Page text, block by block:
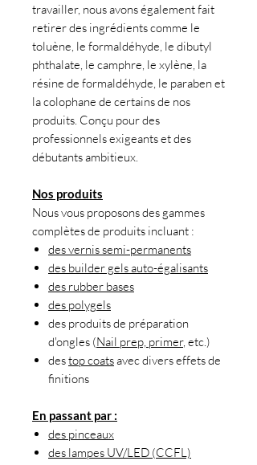
travailler, nous avons également fait
retirer des ingrédients comme le
toluène, le formaldéhyde, le dibutyl
phthalate, le camphre, le xylène, la
résine de formaldéhyde, le paraben et
la colophane de certains de nos
produits. Conçu pour des
professionnels exigeants et des
débutants ambitieux.
Nos produits
Nous vous proposons des gammes
complètes de produits incluant :
des vernis semi-permanents
des builder gels auto-égalisants
des rubber bases
des polygels
des produits de préparation
d'ongles (Nail prep, primer, etc.)
destop coatsavec divers effets de
finitions
En passant par :
des pinceaux
des lampes UV/LED (CCFL)